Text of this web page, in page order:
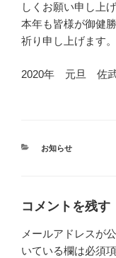
しくお願い申し上げ
本年も皆様が御健
祈り申し上げます。
2020年 元旦 佐
カ
お知らせ
コメントを残す
メールアドレスが
いている欄は必須